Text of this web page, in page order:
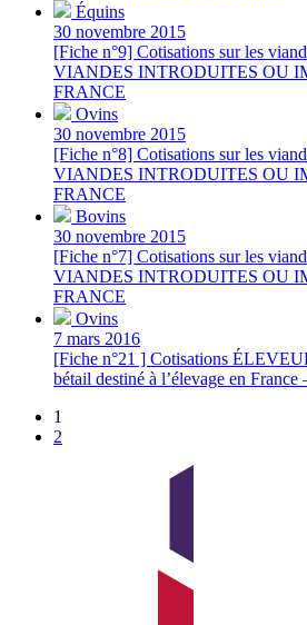
Équins
30 novembre 2015
[Fiche n°9] Cotisations sur les
VIANDES INTRODUITES OU
FRANCE
Ovins
30 novembre 2015
[Fiche n°8] Cotisations sur les
VIANDES INTRODUITES OU
FRANCE
Bovins
30 novembre 2015
[Fiche n°7] Cotisations sur les
VIANDES INTRODUITES OU
FRANCE
Ovins
7 mars 2016
[Fiche n°21 ] Cotisations
bétail destiné à l’élevage en
1
2